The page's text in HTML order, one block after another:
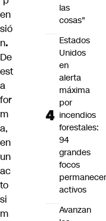
en
sió
n.
De
est
a
for
m
a,
en
un
ac
to
si
m
las
cosas"
Estados
Unidos
en
alerta
máxima
por
incendios
forestales:
94
grandes
focos
activos
Avanzan